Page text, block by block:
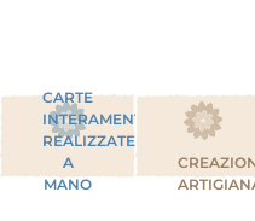
CARTE
INTERAMENTE
REALIZZATE
A
MANO